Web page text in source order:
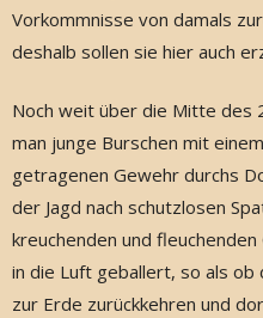
Vorkommnisse von damals
deshalb sollen sie hier auch
Noch weit über die Mitte des
man junge Burschen mit
getragenen Gewehr durchs
der Jagd nach schutzlosen
kreuchenden und
in die Luft geballert, so als
zur Erde zurückkehren und